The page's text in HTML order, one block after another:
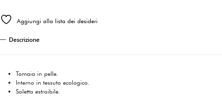
Aggiungi alla lista dei desideri
Descrizione
Tomaia in pelle.
Interno in tessuto ecologico.
Soletta estraibile.